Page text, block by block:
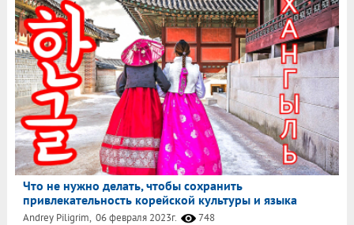
Что не нужно делать, чтобы сохранить
привлекательность корейской культуры и языка
Andrey Piligrim, 06 февраля 2023г. 748